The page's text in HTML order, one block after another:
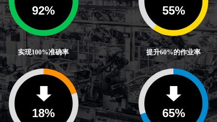
100%
实现100%准确率
60%
提升60%的作业率
20% 71%